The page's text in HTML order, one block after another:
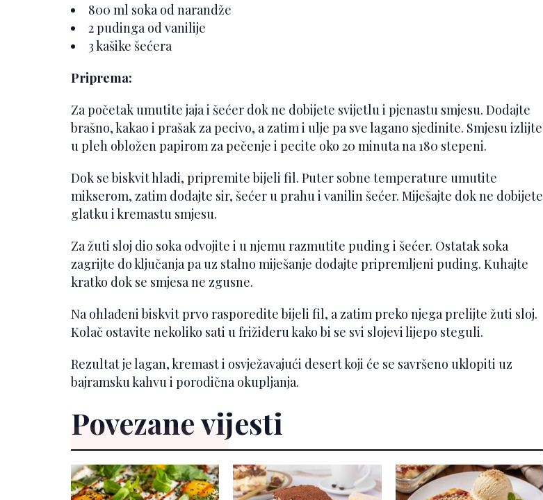
800 ml soka od narandže
2 pudinga od vanilije
3 kašike šećera
Priprema:
Za početak umutite jaja i šećer dok ne dobijete svijetlu i pjenastu smjesu. Dodajte
brašno, kakao i prašak za pecivo, a zatim i ulje pa sve lagano sjedinite. Smjesu izlijte
u pleh obložen papirom za pečenje i pecite oko 20 minuta na 180 stepeni.
Dok se biskvit hladi, pripremite bijeli fil. Puter sobne temperature umutite
mikserom, zatim dodajte sir, šećer u prahu i vanilin šećer. Miješajte dok ne dobijete
glatku i kremastu smjesu.
Za žuti sloj dio soka odvojite i u njemu razmutite puding i šećer. Ostatak soka
zagrijte do ključanja pa uz stalno miješanje dodajte pripremljeni puding. Kuhajte
kratko dok se smjesa ne zgusne.
Na ohlađeni biskvit prvo rasporedite bijeli fil, a zatim preko njega prelijte žuti sloj.
Kolač ostavite nekoliko sati u frižideru kako bi se svi slojevi lijepo steguli.
Rezultat je lagan, kremast i osvježavajući desert koji će se savršeno uklopiti uz
bajramsku kahvu i porodična okupljanja.
Povezane vijesti